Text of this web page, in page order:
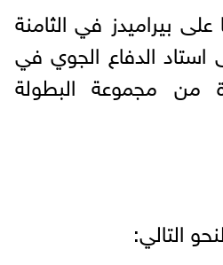
بيراميدز في الثامنة
الدفاع الجوي في
من مجموعة البطولة
التالي: